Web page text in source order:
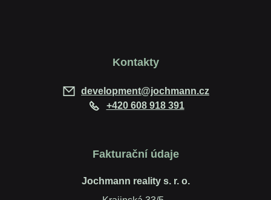
Kontakty
development@jochmann.cz
+420 608 918 391
Fakturační údaje
Jochmann reality s. r. o.